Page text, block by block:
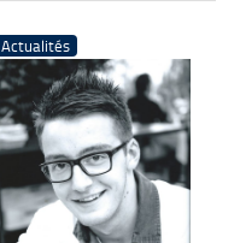
Actualités